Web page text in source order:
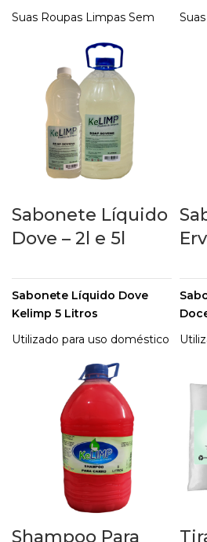
Suas Roupas Limpas Sem
Uma vez e Economize
Água. Conheça Agora!
Sabonete Líquido
Dove – 2l e 5l
Sabonete Líquido Dove
Kelimp 5 Litros
Utilizado para uso doméstico
escritórios ou
restaurantes. O Sabonete
Líquido Kelimp é de extrema
qualidade. Possui aroma
suave, ação amaciante e
poder de limpeza, podendo
ser utilizado em qualquer
tipo de saboneteira para
ser
Shampoo Para